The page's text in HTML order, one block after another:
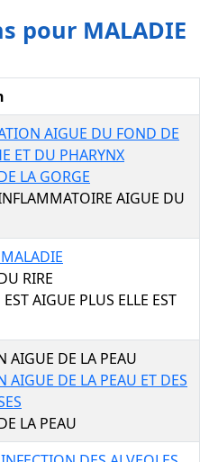
pour MALADIE
AIGUE DU FOND DE
ET DU PHARYNX
LA GORGE
AIGUE DU
RIRE
EST AIGUE PLUS ELLE EST
AIGUE DE LA PEAU
AIGUE DE LA PEAU ET DES
LA PEAU